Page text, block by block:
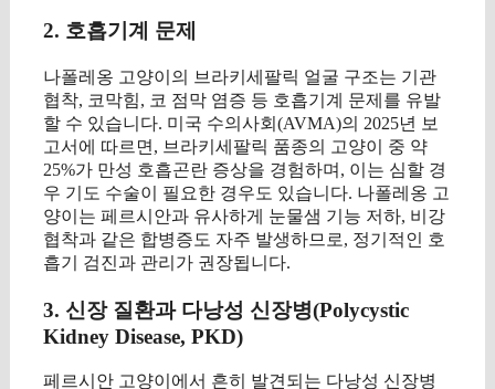
2. 호흡기계 문제
나폴레옹 고양이의 브라키세팔릭 얼굴 구조는 기관
협착, 코막힘, 코 점막 염증 등 호흡기계 문제를 유발
할 수 있습니다. 미국 수의사회(AVMA)의 2025년 보
고서에 따르면, 브라키세팔릭 품종의 고양이 중 약
25%가 만성 호흡곤란 증상을 경험하며, 이는 심할 경
우 기도 수술이 필요한 경우도 있습니다. 나폴레옹 고
양이는 페르시안과 유사하게 눈물샘 기능 저하, 비강
협착과 같은 합병증도 자주 발생하므로, 정기적인 호
흡기 검진과 관리가 권장됩니다.
3. 신장 질환과 다낭성 신장병(Polycystic
Kidney Disease, PKD)
페르시안 고양이에서 흔히 발견되는 다낭성 신장병